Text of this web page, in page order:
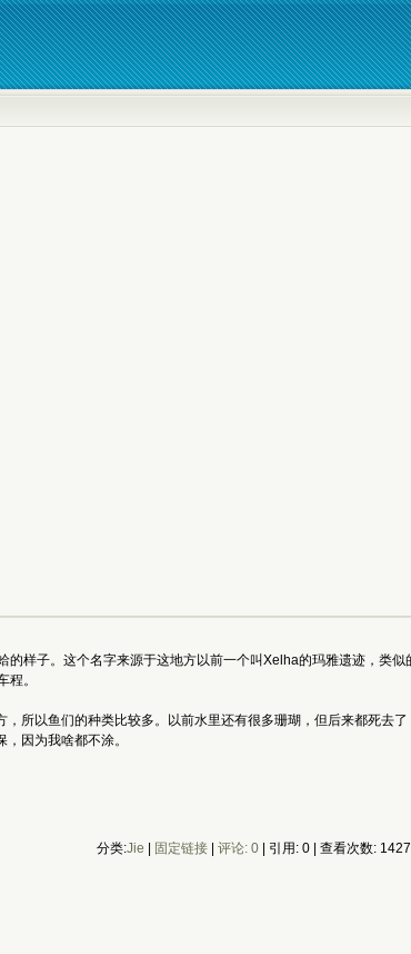
样子。这个名字来源于这地方以前一个叫Xelha的玛雅遗迹，类
。
所以鱼们的种类比较多。以前水里还有很多珊瑚，但后来都死去
因为我啥都不涂。
分类:Jie 固定链接 评论: 0 | 引用: 0 | 查看次数: